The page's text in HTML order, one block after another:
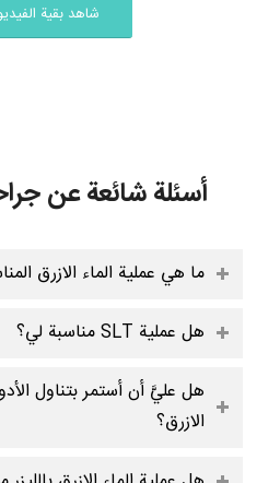
شاهد بقية
أسئلة شائعة عن
ما هي عملية الماء الازرق
هل عملية SLT مناسبة لي؟
هل عليَّ أن أستمر بتناول
الازرق؟